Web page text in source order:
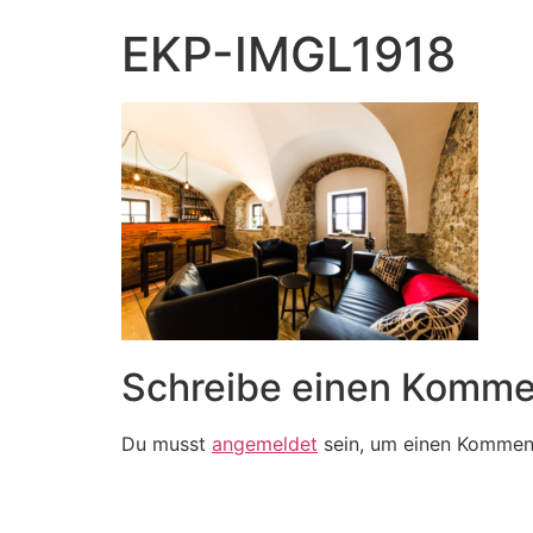
EKP-IMGL1918
Schreibe einen
Du musst angemeldet sein, um einen